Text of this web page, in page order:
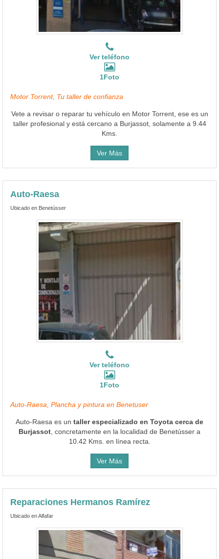
Ver teléfono
1Foto
Motor Torrent, Tu taller de confianza
Vete a revisar o reparar tu vehículo en Motor Torrent, ese es un
taller profesional y está cercano a Burjassot, solamente a 9.44
Kms.
Ver Más
Auto-Raesa
Ubicado en Benetússer
Ver teléfono
1Foto
Auto-Raesa, Plancha y pintura en Benetuser
Auto-Raesa es un taller especializado en Toyota cerca de
Burjassot , concretamente en la localidad de Benetússer a
10.42 Kms. en línea recta.
Ver Más
Reparaciones Hermanos Ramírez
Ubicado en Alfafar